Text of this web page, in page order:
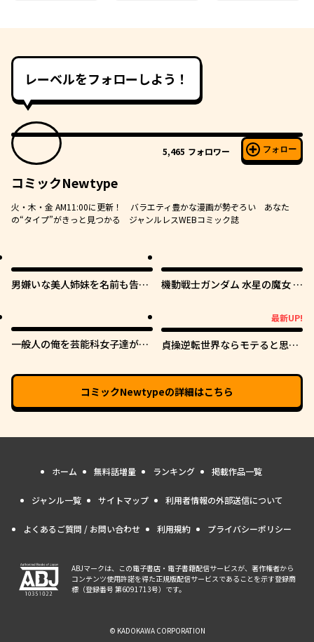
レーベルをフォローしよう！
5,465 フォロワー フォロー
コミックNewtype
火・木・金 AM11:00に更新！ バラエティ豊かな漫画が勢ぞろい あなた
の“タイプ”がきっと見つかる ジャンルレスWEBコミック誌
男嫌いな美人姉妹を名前も告げ
機動戦士ガンダム 水星の魔女 青
一般人の俺を芸能科女子達が逃
最新UP!
貞操逆転世界ならモテると思っ
コミックNewtypeの詳細はこちら
ホーム 無料話増量 ランキング 掲載作品一覧
ジャンル一覧 サイトマップ 利用者情報の外部送信について
よくあるご質問 / お問い合わせ 利用規約 プライバシーポリシー
ABJマークは、この電子書店・電子書籍配信サービスが、著作権者から
コンテンツ使用許諾を得た正規版配信サービスであることを示す登録商
標（登録番号 第6091713号）です。
© KADOKAWA CORPORATION